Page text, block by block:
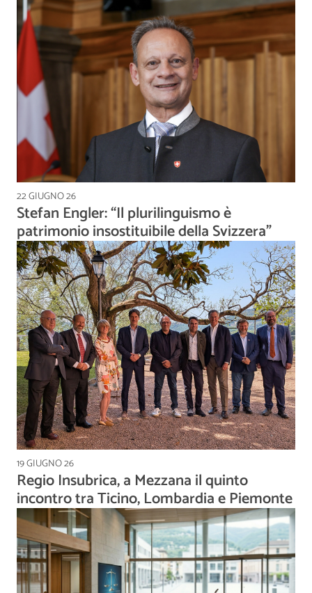
22 GIUGNO 26
Stefan Engler: “Il plurilinguismo è
patrimonio insostituibile della Svizzera”
19 GIUGNO 26
Regio Insubrica, a Mezzana il quinto
incontro tra Ticino, Lombardia e Piemonte